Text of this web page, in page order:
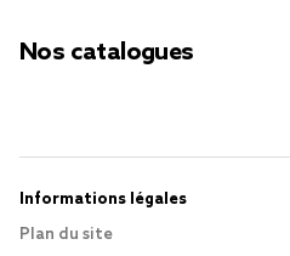
Nos catalogues
Informations légales
Plan du site